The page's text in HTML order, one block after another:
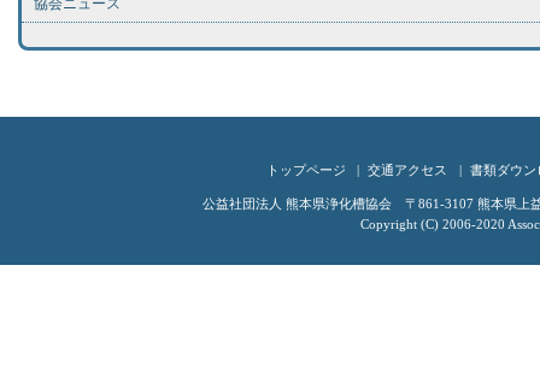
トップページ 交通アクセス 書類ダウン
公益社団法人 熊本県浄化槽協会 〒861-3107 熊本県
Copyright (C) 2006-2020